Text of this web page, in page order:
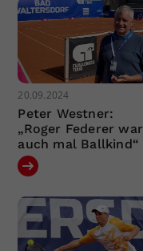
20.09.2024
Peter Westner:
„Roger Federer war
auch mal Ballkind“